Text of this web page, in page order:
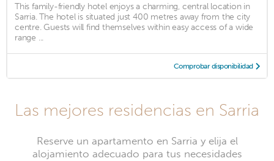
This family-friendly hotel enjoys a charming, central location in
Sarria. The hotel is situated just 400 metres away from the city
centre. Guests will find themselves within easy access of a wide
range ...
Comprobar disponibilidad
Las mejores residencias en Sarria
Reserve un apartamento en Sarria y elija el
alojamiento adecuado para tus necesidades